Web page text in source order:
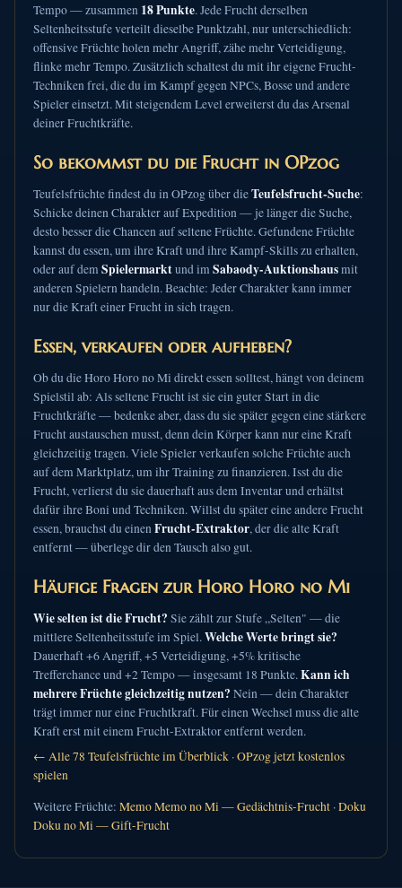
Tempo — zusammen 18 Punkte. Jede Frucht derselben
Seltenheitsstufe verteilt dieselbe Punktzahl, nur unterschiedlich:
offensive Früchte holen mehr Angriff, zähe mehr Verteidigung,
flinke mehr Tempo. Zusätzlich schaltest du mit ihr eigene Frucht-
Techniken frei, die du im Kampf gegen NPCs, Bosse und andere
Spieler einsetzt. Mit steigendem Level erweiterst du das Arsenal
deiner Fruchtkräfte.
So bekommst du die Frucht in OPzog
Teufelsfrüchte findest du in OPzog über dieTeufelsfrucht-Suche:
Schicke deinen Charakter auf Expedition — je länger die Suche,
desto besser die Chancen auf seltene Früchte. Gefundene Früchte
kannst du essen, um ihre Kraft und ihre Kampf-Skills zu erhalten,
oder auf dem Spielermarktund im Sabaody-Auktionshausmit
anderen Spielern handeln. Beachte: Jeder Charakter kann immer
nur die Kraft einer Frucht in sich tragen.
Essen, verkaufen oder aufheben?
Ob du die Horo Horo no Mi direkt essen solltest, hängt von deinem
Spielstil ab: Als seltene Frucht ist sie ein guter Start in die
Fruchtkräfte — bedenke aber, dass du sie später gegen eine stärkere
Frucht austauschen musst, denn dein Körper kann nur eine Kraft
gleichzeitig tragen. Viele Spieler verkaufen solche Früchte auch
auf dem Marktplatz, um ihr Training zu finanzieren. Isst du die
Frucht, verlierst du sie dauerhaft aus dem Inventar und erhältst
dafür ihre Boni und Techniken. Willst du später eine andere Frucht
essen, brauchst du einenFrucht-Extraktor, der die alte Kraft
entfernt — überlege dir den Tausch also gut.
Häufige Fragen zur Horo Horo no Mi
Wie selten ist die Frucht? Sie zählt zur Stufe „Selten" — die
mittlere Seltenheitsstufe im Spiel.Welche Werte bringt sie?
Dauerhaft +6 Angriff, +5 Verteidigung, +5% kritische
Trefferchance und +2 Tempo — insgesamt 18 Punkte.Kann ich
mehrere Früchte gleichzeitig nutzen? Nein — dein Charakter
trägt immer nur eine Fruchtkraft. Für einen Wechsel muss die alte
Kraft erst mit einem Frucht-Extraktor entfernt werden.
← Alle 78 Teufelsfrüchte im Überblick ·OPzog jetzt kostenlos
spielen
Weitere Früchte: Memo Memo no Mi — Gedächtnis-Frucht ·Doku
Doku no Mi — Gift-Frucht